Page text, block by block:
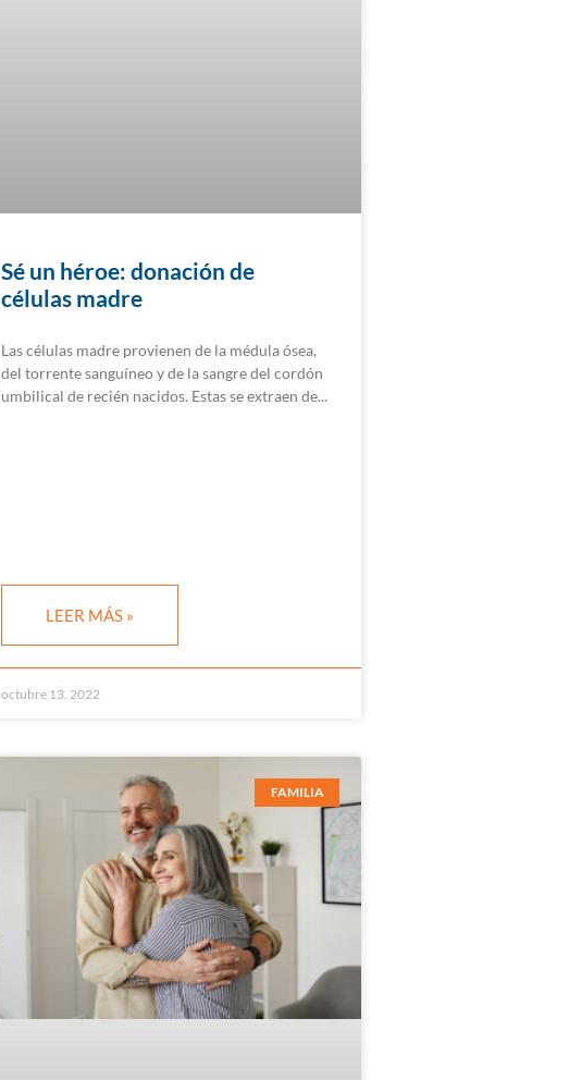
Sé un héroe: donación de
células madre
Las células madre provienen de la médula ósea,
del torrente sanguíneo y de la sangre del cordón
umbilical de recién nacidos. Estas se extraen de
LEER MÁS »
octubre 13, 2022
FAMILIA